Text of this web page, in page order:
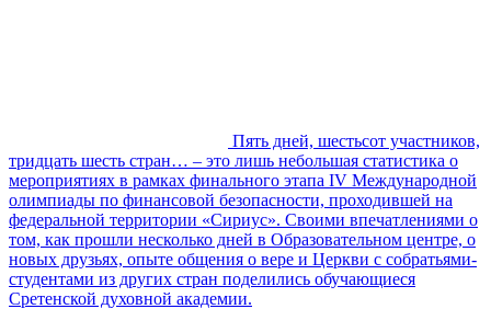
Пять дней, шестьсот участников,
тридцать шесть стран… – это лишь небольшая статистика о
мероприятиях в рамках финального этапа IV Международной
олимпиады по финансовой безопасности, проходившей на
федеральной территории «Сириус». Своими впечатлениями о
том, как прошли несколько дней в Образовательном центре, о
новых друзьях, опыте общения о вере и Церкви с собратьями-
студентами из других стран поделились обучающиеся
Сретенской духовной академии.